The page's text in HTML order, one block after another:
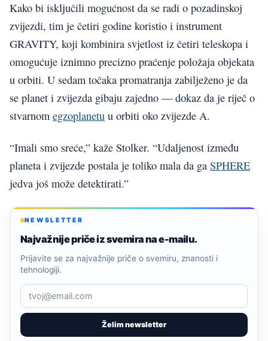
Kako bi isključili mogućnost da se radi o pozadinskoj
zvijezdi, tim je četiri godine koristio i instrument
GRAVITY, koji kombinira svjetlost iz četiri teleskopa i
omogućuje iznimno precizno praćenje položaja objekata
u orbiti. U sedam točaka promatranja zabilježeno je da
se planet i zvijezda gibaju zajedno — dokaz da je riječ o
stvarnom egzoplanetu u orbiti oko zvijezde A.
“Imali smo sreće,” kaže Stolker. “Udaljenost između
planeta i zvijezde postala je toliko mala da ga SPHERE
jedva još može detektirati.”
NEWSLETTER
Najvažnije priče iz svemira na e-mailu.
Želim newsletter
Prijavite se za najvažnije priče o svemiru, znanosti i
tehnologiji.